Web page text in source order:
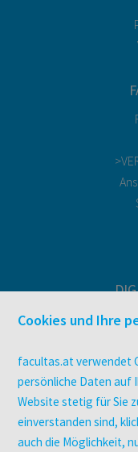
Cookies und Ihre
facultas.at verwendet
persönliche Daten auf
Website stetig für Sie
einverstanden sind,
auch die Möglichkeit,